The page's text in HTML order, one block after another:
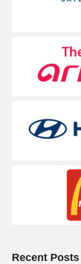
Recent Posts